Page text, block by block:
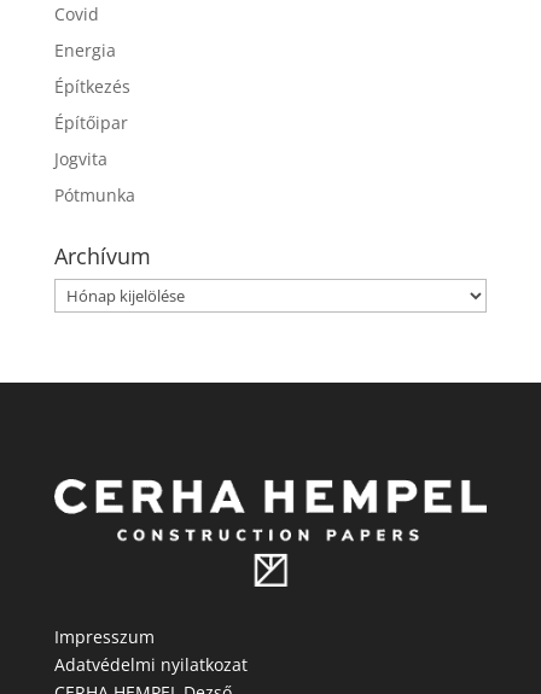
Covid
Energia
Építkezés
Építőipar
Jogvita
Pótmunka
Archívum
Archívum
Impresszum
Adatvédelmi nyilatkozat